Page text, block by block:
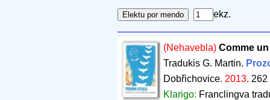
ekz.
(Nehavebla) Comme
Tradukis G. Martin.
Dobřichovice. 2013. 262
Klarigo: Franclingva